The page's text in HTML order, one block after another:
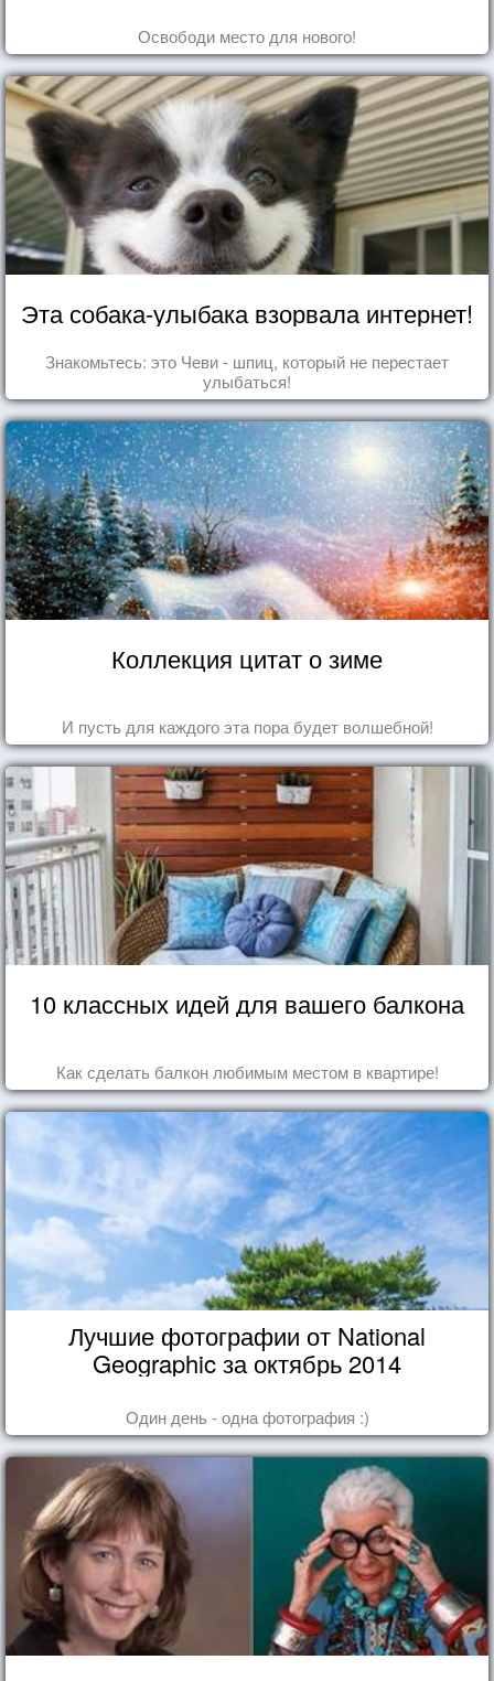
Освободи место для нового!
Эта собака-улыбака взорвала интернет!
Знакомьтесь: это Чеви - шпиц, который не перестает
улыбаться!
Коллекция цитат о зиме
И пусть для каждого эта пора будет волшебной!
10 классных идей для вашего балкона
Как сделать балкон любимым местом в квартире!
Лучшие фотографии от National
Geographic за октябрь 2014
Один день - одна фотография :)